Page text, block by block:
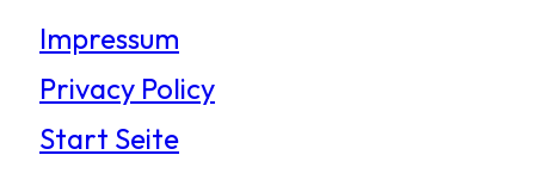
Impressum
Privacy Policy
Start Seite